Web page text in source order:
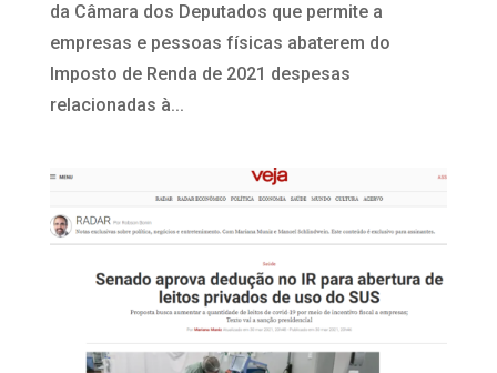
da Câmara dos Deputados que permite a
empresas e pessoas físicas abaterem do
Imposto de Renda de 2021 despesas
relacionadas à...